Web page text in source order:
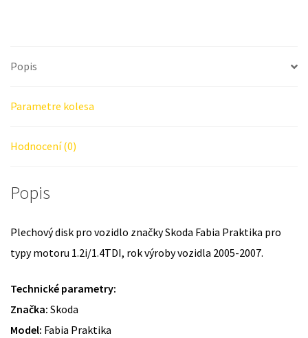
Popis
Parametre kolesa
Hodnocení (0)
Popis
Plechový disk pro vozidlo značky Skoda Fabia Praktika pro
typy motoru 1.2i/1.4TDI, rok výroby vozidla 2005-2007.
Technické parametry:
Značka: Skoda
Model: Fabia Praktika